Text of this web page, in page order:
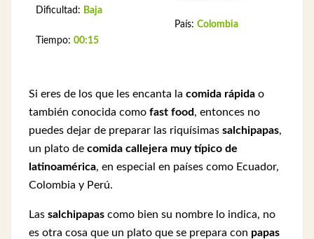
Dificultad: Baja
Tiempo: 00:15
País: Colombia
Si eres de los que les encanta la comida rápida o
también conocida como fast food, entonces no
puedes dejar de preparar las riquísimas salchipapas,
un plato de comida callejera muy típico de
latinoamérica, en especial en países como Ecuador,
Colombia y Perú.
Las salchipapas como bien su nombre lo indica, no
es otra cosa que un plato que se prepara con papas